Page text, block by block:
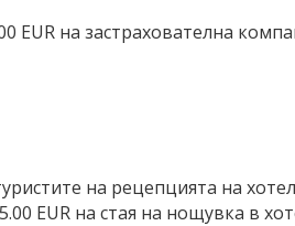
EUR на застрахователна
на рецепцията на
EUR на стая на нощувка в